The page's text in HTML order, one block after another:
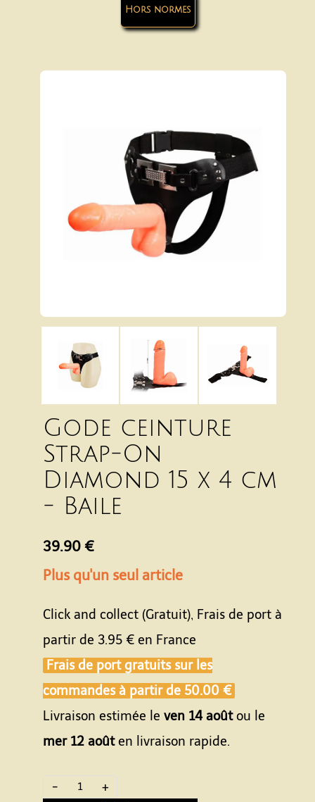
Hors normes
Gode ceinture
Strap-On
Diamond 15 x 4 cm
- Baile
39.90 €
Plus qu'un seul article
Click and collect (Gratuit), Frais de port à
partir de 3.95 € en France
Frais de port gratuits sur les
commandes à partir de 50.00 €
Livraison estimée le ven 14 aoûtou le
mer 12 aoûten livraison rapide.
- +